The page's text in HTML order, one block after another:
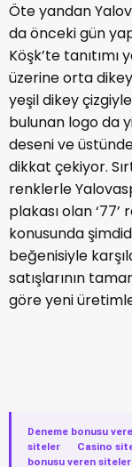
Öte yandan
da önceki gün
Köşk’te
üzerine orta dikey
yeşil dikey
bulunan logo da
deseni ve
dikkat çekiyor.
renklerle
plakası olan
konusunda
beğenisiyle
satışlarının
göre yeni
Deneme bonusu
siteler
· Casino
bonusu veren